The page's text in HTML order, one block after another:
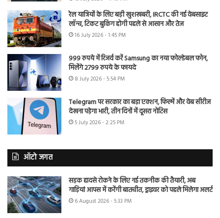
रेल यात्रियों के लिए बड़ी खुशखबरी, IRCTC की नई वेबसाइट
लॉन्च, टिकट बुकिंग होगी पहले से आसान और तेज
16 July 2026 - 1:45 PM
999 रुपये में रिजर्व करें Samsung का नया फोल्डेबल फोन,
मिलेंगे 2799 रुपये के फायदे
8 July 2026 - 5:54 PM
Telegram पर सरकार का बड़ा एक्शन, फिल्में और वेब सीरीज
देखना पड़ेगा भारी, तीन दिनों में दूसरा नोटिस
5 July 2026 - 2:25 PM
ऑटो जगत
सड़क हादसे रोकने के लिए नई तकनीक की तैयारी, अब
गाड़ियां आपस में करेंगी बातचीत, ड्राइवर को पहले मिलेगा अलर्ट
6 August 2026 - 5:33 PM